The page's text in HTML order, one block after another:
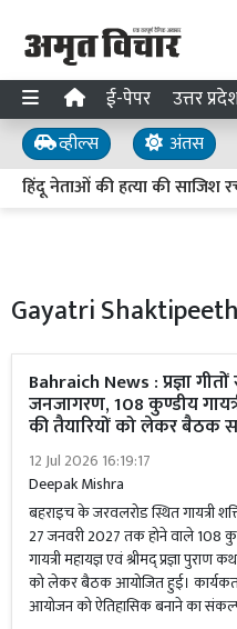
ई-पेपर उत्तर
व्हील्स अंतस
हिंदू नेताओं की हत्या की साजिश
Gayatri Shaktipeeth
Bahraich News : प्रज्ञा
जनजागरण, 108 कुण्डीय
की तैयारियों को लेकर बैठक
12 Jul 2026 16:19:17
Deepak Mishra
बहराइच के जरवलरोड स्थित गायत्री
27 जनवरी 2027 तक होने वाले 108
गायत्री महायज्ञ एवं श्रीमद् प्रज्ञा पुराण
को लेकर बैठक आयोजित हुई।
आयोजन को ऐतिहासिक बनाने का